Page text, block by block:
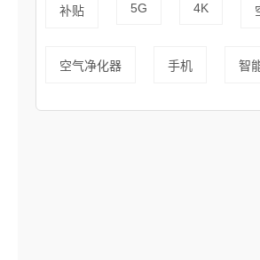
补贴 5G 4K
空气净化器 手机 智